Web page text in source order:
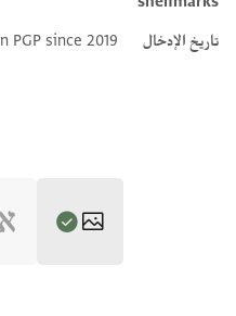
تاريخ الإدخال In PGP since 2019